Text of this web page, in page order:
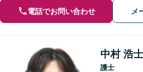
電話でお問い合わせ メ
中村 浩士
護士